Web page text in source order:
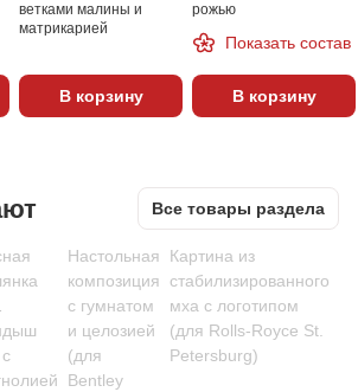
ветками малины и
матрикарией
В корзину
рожью
Показать состав
В корзину
Все товары раздела
Настольная
композиция
с гумнатом
и целозией
(для
Bentley
Картина из
стабилизированного
мха с логотипом
(для Rolls-Royce St.
Petersburg)